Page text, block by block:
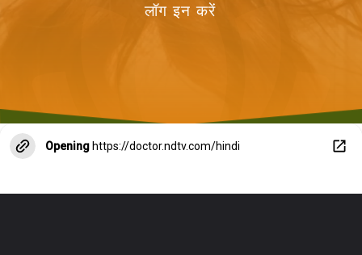
लॉग इन करें
Opening https://doctor.ndtv.com/hindi
hair